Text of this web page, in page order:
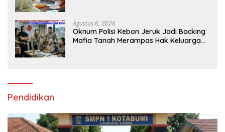
Agustus 6, 2026
Oknum Polisi Kebon Jeruk Jadi Backing
Mafia Tanah Merampas Hak Keluarga
Pendidikan